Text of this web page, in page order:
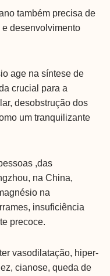
também precisa de
desenvolvimento
age na síntese de
crucial para a
desobstrução dos
um tranquilizante
,das
na China,
na
insuficiência
precoce.
vasodilatação, hiper-
cianose, queda de